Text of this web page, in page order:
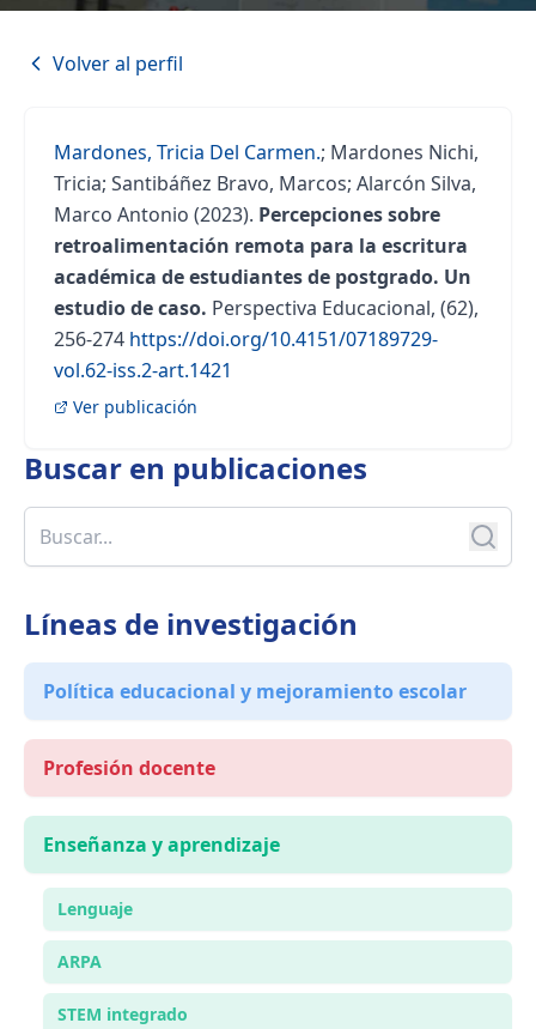
Volver al perfil
Mardones, Tricia Del Carmen.; Mardones Nichi,
Tricia; Santibáñez Bravo, Marcos; Alarcón Silva,
Marco Antonio (2023). Percepciones sobre
retroalimentación remota para la escritura
académica de estudiantes de postgrado. Un
estudio de caso. Perspectiva Educacional, (62),
256-274 https://doi.org/10.4151/07189729-
vol.62-iss.2-art.1421
Ver publicación
Buscar en publicaciones
Líneas de investigación
Política educacional y mejoramiento escolar
Profesión docente
Enseñanza y aprendizaje
Lenguaje
ARPA
STEM integrado